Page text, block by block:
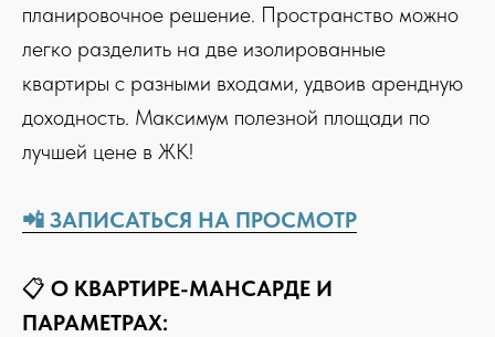
планировочное решение. Пространство можно
легко разделить на две изолированные
квартиры с разными входами, удвоив арендную
доходность. Максимум полезной площади по
лучшей цене в ЖК!
📲 ЗАПИСАТЬСЯ НА ПРОСМОТР
📋 О КВАРТИРЕ-МАНСАРДЕ И
ПАРАМЕТРАХ: